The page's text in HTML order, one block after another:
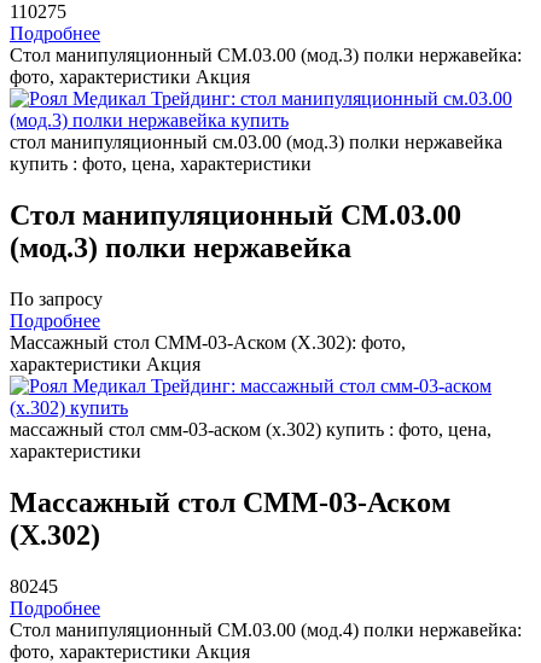
110275
Подробнее
Стол манипуляционный СМ.03.00 (мод.3) полки нержавейка:
фото, характеристики Акция
стол манипуляционный см.03.00 (мод.3) полки нержавейка
купить : фото, цена, характеристики
Стол манипуляционный СМ.03.00
(мод.3) полки нержавейка
По запросу
Подробнее
Массажный стол СММ-03-Аском (Х.302): фото,
характеристики Акция
массажный стол смм-03-аском (х.302) купить : фото, цена,
характеристики
Массажный стол СММ-03-Аском
(Х.302)
80245
Подробнее
Стол манипуляционный СМ.03.00 (мод.4) полки нержавейка:
фото, характеристики Акция